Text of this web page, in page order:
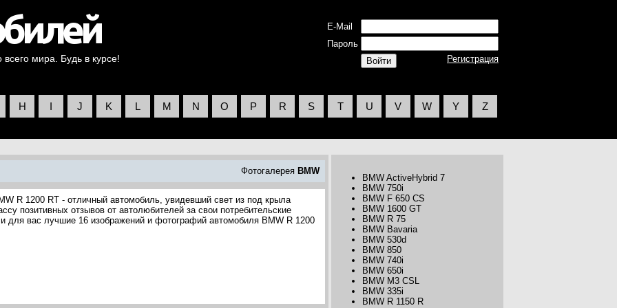
мира. Будь в курсе!
E-Mail
Пароль
Регистрация
H I J K L M N O P R S T U V W Y Z
Фотогалерея BMW
R 1200 RT - отличный автомобиль, увидевший свет из под крыла
позитивных отзывов от автолюбителей за свои потребительские
для вас лучшие 16 изображений и фотографий автомобиля BMW R 1200
BMW ActiveHybrid 7
BMW 750i
BMW F 650 CS
BMW 1600 GT
BMW R 75
BMW Bavaria
BMW 530d
BMW 850
BMW 740i
BMW 650i
BMW M3 CSL
BMW 335i
BMW R 1150 R